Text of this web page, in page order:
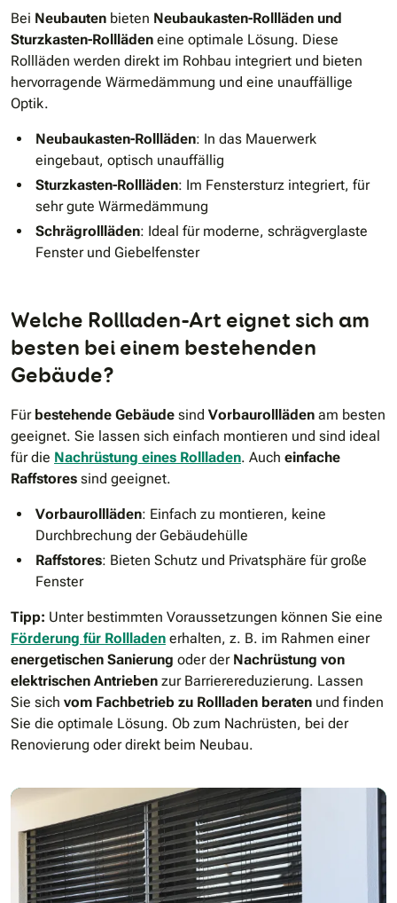
Bei Neubauten bieten Neubaukasten-Rollläden und
Sturzkasten-Rollläden eine optimale Lösung. Diese
Rollläden werden direkt im Rohbau integriert und bieten
hervorragende Wärmedämmung und eine unauffällige
Optik.
Neubaukasten-Rollläden: In das Mauerwerk
eingebaut, optisch unauffällig
Sturzkasten-Rollläden: Im Fenstersturz integriert, für
sehr gute Wärmedämmung
Schrägrollläden: Ideal für moderne, schrägverglaste
Fenster und Giebelfenster
Welche Rollladen-Art eignet sich am
besten bei einem bestehenden
Gebäude?
Für bestehende Gebäude sind Vorbaurollläden am besten
geeignet. Sie lassen sich einfach montieren und sind ideal
für die Nachrüstung eines Rollladen. Auch einfache
Raffstores sind geeignet.
Vorbaurollläden: Einfach zu montieren, keine
Durchbrechung der Gebäudehülle
Raffstores: Bieten Schutz und Privatsphäre für große
Fenster
Tipp: Unter bestimmten Voraussetzungen können Sie eine
Förderung für Rollladen erhalten, z. B. im Rahmen einer
energetischen Sanierung oder der Nachrüstung von
elektrischen Antrieben zur Barrierereduzierung. Lassen
Sie sich vom Fachbetrieb zu Rollladen beraten und finden
Sie die optimale Lösung. Ob zum Nachrüsten, bei der
Renovierung oder direkt beim Neubau.